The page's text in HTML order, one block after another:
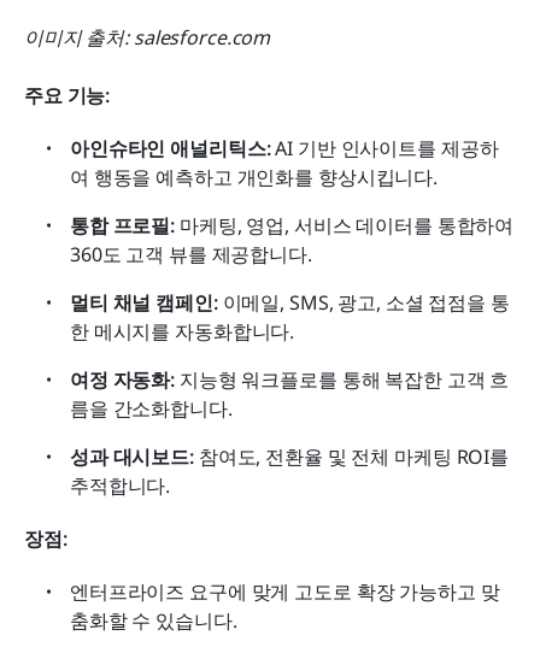
이미지 출처: salesforce.com
주요 기능:
아인슈타인 애널리틱스: AI 기반 인사이트를 제공하
여 행동을 예측하고 개인화를 향상시킵니다.
통합 프로필: 마케팅, 영업, 서비스 데이터를 통합하여
360도 고객 뷰를 제공합니다.
멀티 채널 캠페인: 이메일, SMS, 광고, 소셜 접점을 통
한 메시지를 자동화합니다.
여정 자동화: 지능형 워크플로를 통해 복잡한 고객 흐
름을 간소화합니다.
성과 대시보드: 참여도, 전환율 및 전체 마케팅 ROI를
추적합니다.
장점:
엔터프라이즈 요구에 맞게 고도로 확장 가능하고 맞
춤화할 수 있습니다.